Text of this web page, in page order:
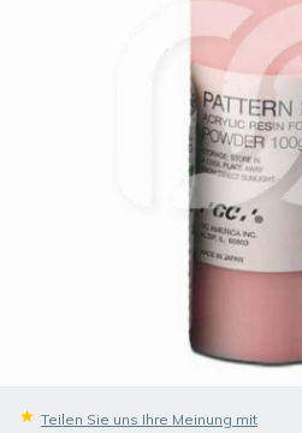
Teilen Sie uns Ihre Meinung mit